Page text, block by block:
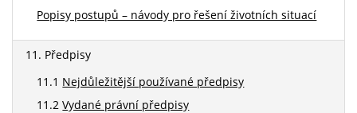
Popisy postupů – návody pro řešení životních situací
11. Předpisy
11.1 Nejdůležitější používané předpisy
11.2Vydané právní předpisy